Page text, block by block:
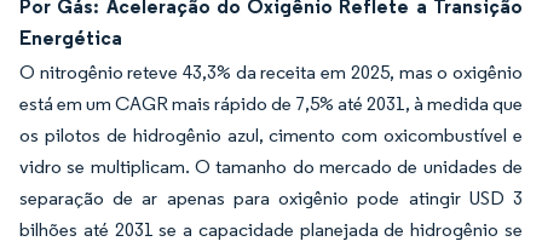
Por Gás: Aceleração do Oxigênio Reflete a Transição
Energética
O nitrogênio reteve 43,3% da receita em 2025, mas o oxigênio
está em um CAGR mais rápido de 7,5% até 2031, à medida que
os pilotos de hidrogênio azul, cimento com oxicombustível e
vidro se multiplicam. O tamanho do mercado de unidades de
separação de ar apenas para oxigênio pode atingir USD 3
bilhões até 2031 se a capacidade planejada de hidrogênio se